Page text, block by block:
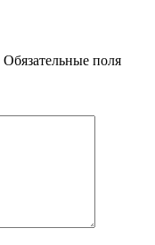
Обязательные поля